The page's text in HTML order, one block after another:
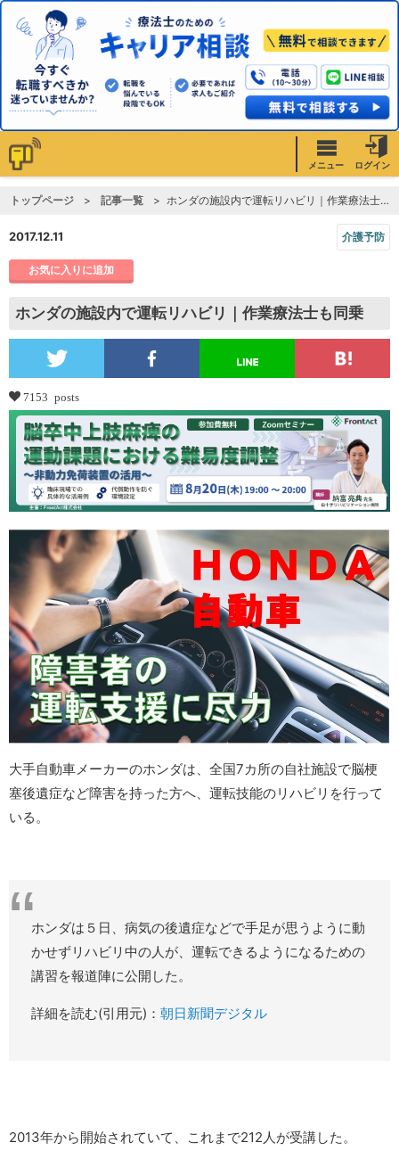
メニュー ログイン
トップページ 記事一覧 ホンダの施設内で運転リハビリ｜作業療法士も同乗
2017.12.11 介護予防
お気に入りに追加
ホンダの施設内で運転リハビリ｜作業療法士も同乗
7153 posts
大手自動車メーカーのホンダは、全国7カ所の自社施設で脳梗
塞後遺症など障害を持った方へ、運転技能のリハビリを行って
いる。
ホンダは５日、病気の後遺症などで手足が思うように動
かせずリハビリ中の人が、運転できるようになるための
講習を報道陣に公開した。
詳細を読む(引用元)： 朝日新聞デジタル
2013年から開始されていて、これまで212人が受講した。